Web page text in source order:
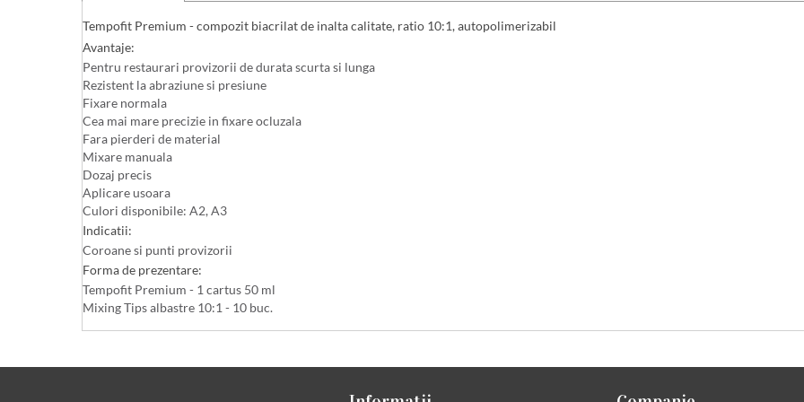
Tempofit Premium - compozit biacrilat de inalta calitate, ratio 10:1, autopolimerizabil
Avantaje:
Pentru restaurari provizorii de durata scurta si lunga
Rezistent la abraziune si presiune
Fixare normala
Cea mai mare precizie in fixare ocluzala
Fara pierderi de material
Mixare manuala
Dozaj precis
Aplicare usoara
Culori disponibile: A2, A3
Indicatii:
Coroane si punti provizorii
Forma de prezentare:
Tempofit Premium - 1 cartus 50 ml
Mixing Tips albastre 10:1 - 10 buc.